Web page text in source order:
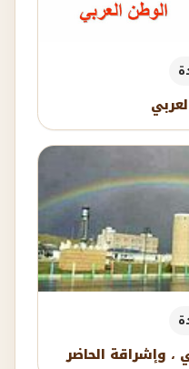
، وإشراقة الحاضر